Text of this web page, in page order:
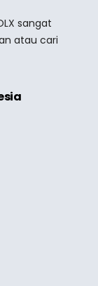
sangat
atau cari